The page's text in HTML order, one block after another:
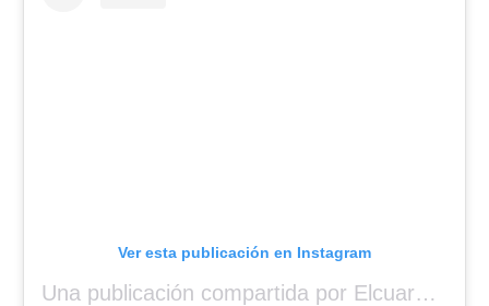
Ver esta publicación en Instagram
Una publicación compartida por Elcuara (@elcuara.25)